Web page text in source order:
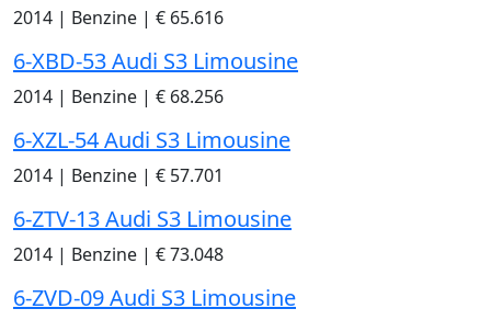
2014 | Benzine | € 65.616
6-XBD-53 Audi S3 Limousine
2014 | Benzine | € 68.256
6-XZL-54 Audi S3 Limousine
2014 | Benzine | € 57.701
6-ZTV-13 Audi S3 Limousine
2014 | Benzine | € 73.048
6-ZVD-09 Audi S3 Limousine